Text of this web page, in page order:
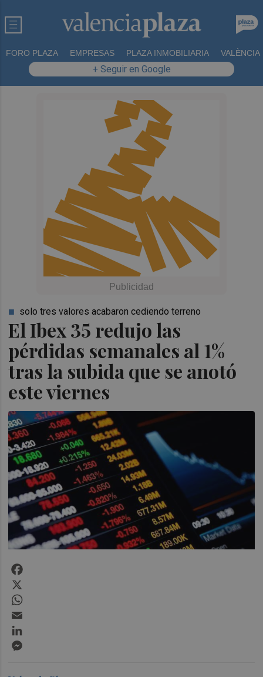
FORO PLAZA EMPRESAS PLAZA INMOBILIARIA VALÈNCIA
+ Seguir en Google
El Ibex 35 redujo las
pérdidas semanales al 1%
tras la subida que se anotó
este viernes
solo tres valores acabaron cediendo terreno